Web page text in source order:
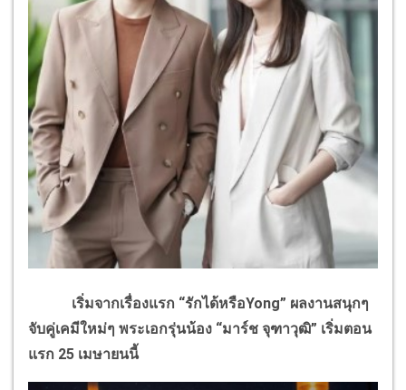
เริ่มจากเรื่องแรก “รักได้หรือYong” ผลงานสนุกๆ
จับคู่เคมีใหม่ๆ พระเอกรุ่นน้อง “มาร์ช จุฑาวุฒิ” เริ่มตอน
แรก 25 เมษายนนี้